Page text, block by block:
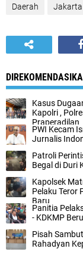
Daerah Jakarta
Kasus
Kapolri ,
Praperadilan
‎PWI Kecam
Jurnalis
‎Patroli
Begal di Duri
‎Kapolsek
Pelaku Teror
Baru‎
Panitia
- KDKMP
Pisah
Rahadyan